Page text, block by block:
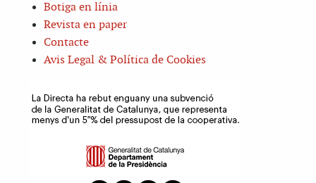
Botiga en línia
Revista en paper
Contacte
Avis Legal & Política de Cookies